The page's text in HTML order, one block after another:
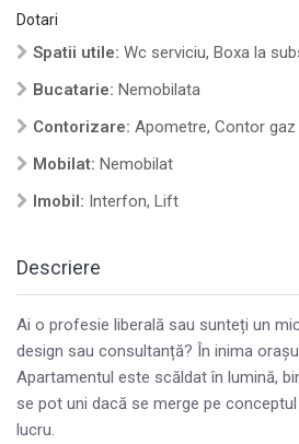
Dotari
Spatii utile: Wc serviciu, Boxa la
Bucatarie: Nemobilata
Contorizare: Apometre, Contor gaz
Mobilat: Nemobilat
Imobil: Interfon, Lift
Descriere
Ai o profesie liberală sau sunteți un
design sau consultanță? În inima
Apartamentul este scăldat în lumină,
se pot uni dacă se merge pe
lucru.